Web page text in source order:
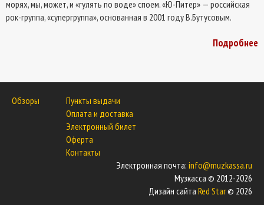
морях, мы, может, и «гулять по воде» споем. «Ю-Питер» — российская
рок-группа, «супергруппа», основанная в 2001 году В.Бутусовым.
Подробнее
Обзоры
Пункты выдачи
Оплата и доставка
Электронный билет
Оферта
Контакты
Электронная почта: info@muzkassa.ru
Музкасса © 2012-2026
Дизайн сайта Red Star© 2026